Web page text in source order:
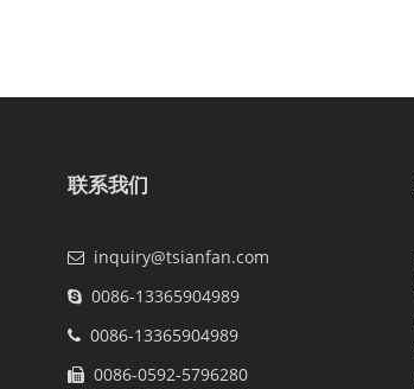
联系我们
inquiry@tsianfan.com
0086-13365904989
0086-13365904989
0086-0592-5796280